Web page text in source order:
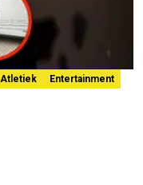
Atletiek
Entertainment